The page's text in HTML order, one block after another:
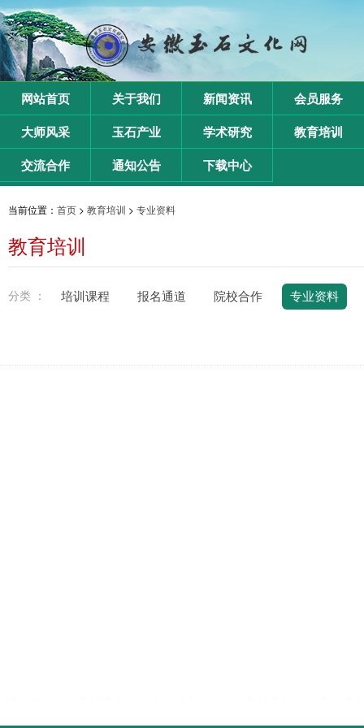
网站首页 关于我们 新闻资讯 会员服务
大师风采 玉石产业 学术研究 教育培训
交流合作 通知公告 下载中心
当前位置： 首页 > 教育培训 > 专业资料
教育培训
分类 ： 培训课程 报名通道 院校合作 专业资料